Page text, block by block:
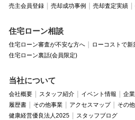
売主会員登録
売却成功事例 売却査定実績
住宅ローン相談
住宅ローン審査が不安な方へ
ローコストで新
住宅ローン裏話(会員限定)
当社について
会社概要 スタッフ紹介 イベント情報 企
履歴書
その他事業 アクセスマップ
その
健康経営優良法人2025
スタッフブログ